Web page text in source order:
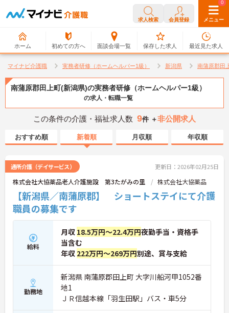
求人検索 会員登録 メニュー
ホーム 初めての方へ 面談会場一覧
0
保存した求人
0
最近見た求人
マイナビ介護職 実務者研修（ホームヘルパー1級） 新潟県 南蒲原郡田
南蒲原郡田上町(新潟県)の実務者研修（ホームヘルパー1級）
の求人・転職一覧
この条件の介護・福祉求人数 9件 ＋非公開求人
おすすめ順 新着順 月収順 年収順
通所介護（デイサービス） 更新日：2026年02月25日
株式会社大協薬品老人介護施設 第3たがみの里 株式会社大協薬品
【新潟県／南蒲原郡】 ショートステイにて介護
職員の募集です
給料
月収 18.5万円～22.4万円夜勤手当・資格手
当含む
年収 222万円～269万円別途、賞与支給
勤務地
新潟県 南蒲原郡田上町 大字川船河甲1052番
地1
ＪＲ信越本線「羽生田駅」バス・車5分